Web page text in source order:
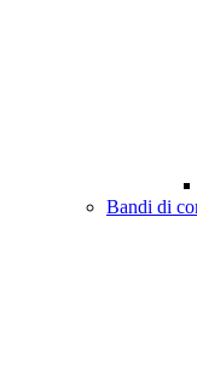
Bandi di